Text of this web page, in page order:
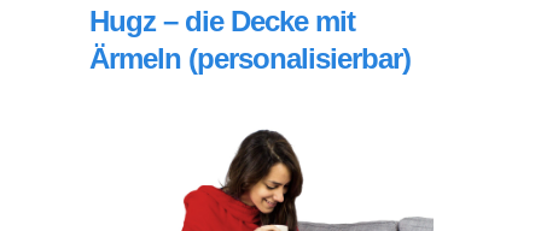
Hugz – die Decke mit
Ärmeln (personalisierbar)